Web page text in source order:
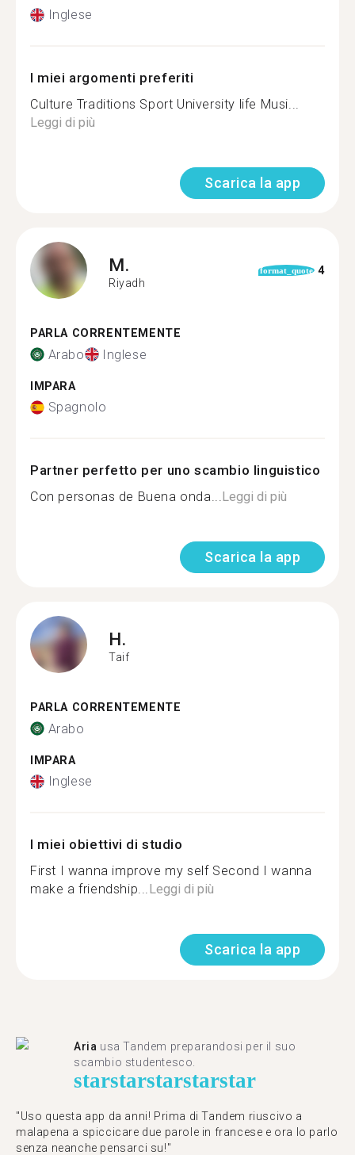
Inglese
I miei argomenti preferiti
Culture Traditions Sport University life Musi...
Leggi di più
Scarica la app
M.
Riyadh
format_quote 4
PARLA CORRENTEMENTE
Arabo Inglese
IMPARA
Spagnolo
Partner perfetto per uno scambio linguistico
Con personas de Buena onda...Leggi di più
Scarica la app
H.
Taif
PARLA CORRENTEMENTE
Arabo
IMPARA
Inglese
I miei obiettivi di studio
First I wanna improve my self Second I wanna
make a friendship...Leggi di più
Scarica la app
Aria usa Tandem preparandosi per il suo
scambio studentesco.
starstarstarstarstar
"Uso questa app da anni! Prima di Tandem riuscivo a
malapena a spiccicare due parole in francese e ora lo parlo
senza neanche pensarci su!"